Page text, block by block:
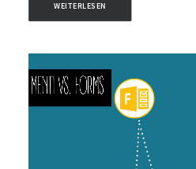
WEITERLESEN